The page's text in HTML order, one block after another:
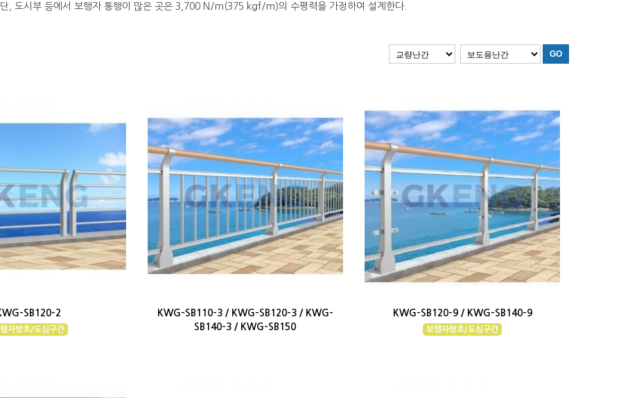
, 도시부 등에서 보행자 통행이 많은 곳은 3,700 N/m(375 kgf/m)의 수평력을 가정하여 설계한다.
SB120-2
자방호/도심구간
KWG-SB110-3 / KWG-SB120-3 / KWG-
SB140-3 / KWG-SB150
KWG-SB120-9 / KWG-SB140-9
보행자방호/도심구간